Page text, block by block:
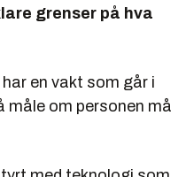
grenser på hva
en vakt som går i
måle om personen må